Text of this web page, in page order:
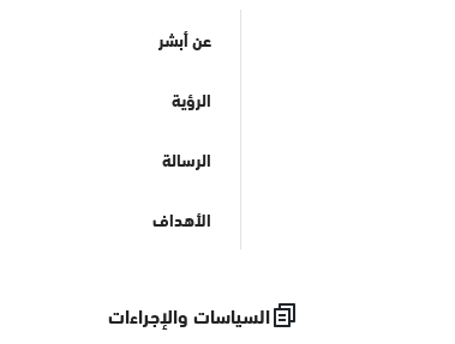
عن أبشر
الرؤية
الرسالة
الأهداف
السياسات والإجراءات